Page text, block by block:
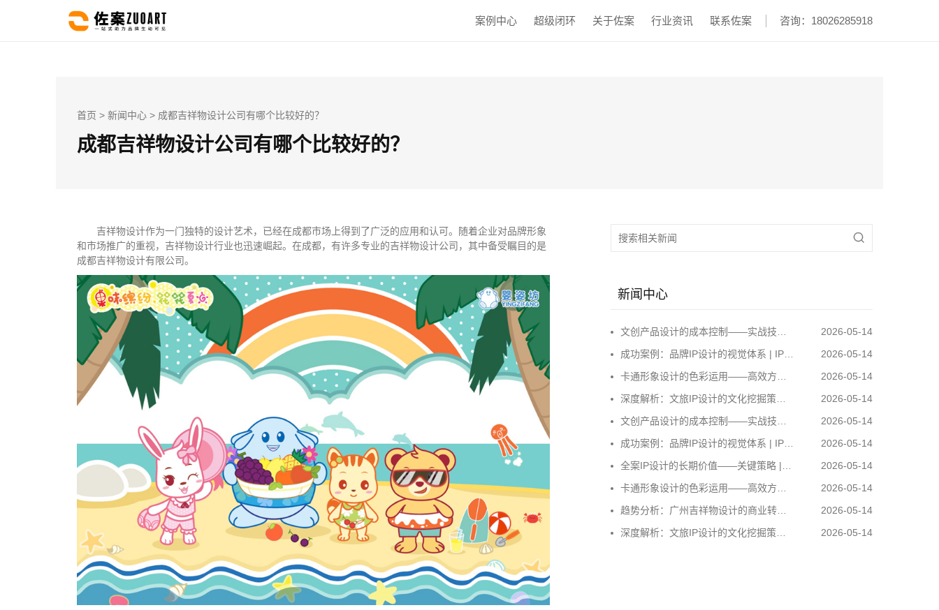
咨询：18026285918
案例中心 超级闭环 关于佐案 行业资讯 联系佐案
首页 > 新闻中心 > 成都吉祥物设计公司有哪个比较好的？
成都吉祥物设计公司有哪个比较好的？
吉祥物设计作为一门独特的设计艺术，已经在成都市场上得到了广泛的应用和认可。随着企业对品牌形象
和市场推广的重视，吉祥物设计行业也迅速崛起。在成都，有许多专业的吉祥物设计公司，其中备受瞩目的是
成都吉祥物设计有限公司。

新闻中心
2026-05-14
文创产品设计的成本控制——实战技巧 | IP设计公司-佐案设计
2026-05-14
成功案例：品牌IP设计的视觉体系 | IP设计公司-佐案设计
2026-05-14
卡通形象设计的色彩运用——高效方案 | IP设计公司-佐案设计
2026-05-14
深度解析：文旅IP设计的文化挖掘策略 | IP设计公司-佐案设计
2026-05-14
文创产品设计的成本控制——实战技巧 | IP设计公司-佐案设计
2026-05-14
成功案例：品牌IP设计的视觉体系 | IP设计公司-佐案设计
2026-05-14
全案IP设计的长期价值——关键策略 | IP设计公司-佐案设计
2026-05-14
卡通形象设计的色彩运用——高效方案 | IP设计公司-佐案设计
2026-05-14
趋势分析：广州吉祥物设计的商业转化 | IP设计公司-佐案设计
2026-05-14
深度解析：文旅IP设计的文化挖掘策略 | IP设计公司-佐案设计